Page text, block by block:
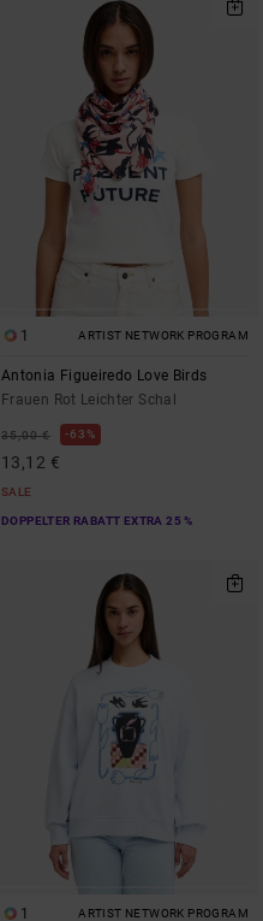
1 ARTIST NETWORK PROGRAM
Antonia Figueiredo Love Birds
Frauen Rot Leichter Schal
35,00 € 63%
13,12 €
SALE
DOPPELTER RABATT EXTRA 25 %
1 ARTIST NETWORK PROGRAM